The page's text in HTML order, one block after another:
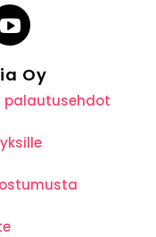
Oy
palautusehdot